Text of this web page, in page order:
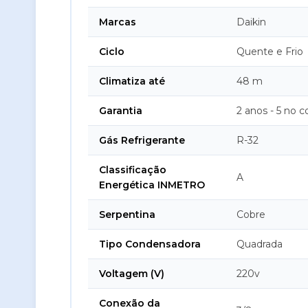
Marcas Daikin
Ciclo Quente e Frio
Climatiza até 48 m
Garantia 2 anos - 5 no
Gás Refrigerante R-32
Classificação
Energética INMETRO
A
Serpentina Cobre
Tipo Condensadora Quadrada
Voltagem (V) 220v
Conexão da